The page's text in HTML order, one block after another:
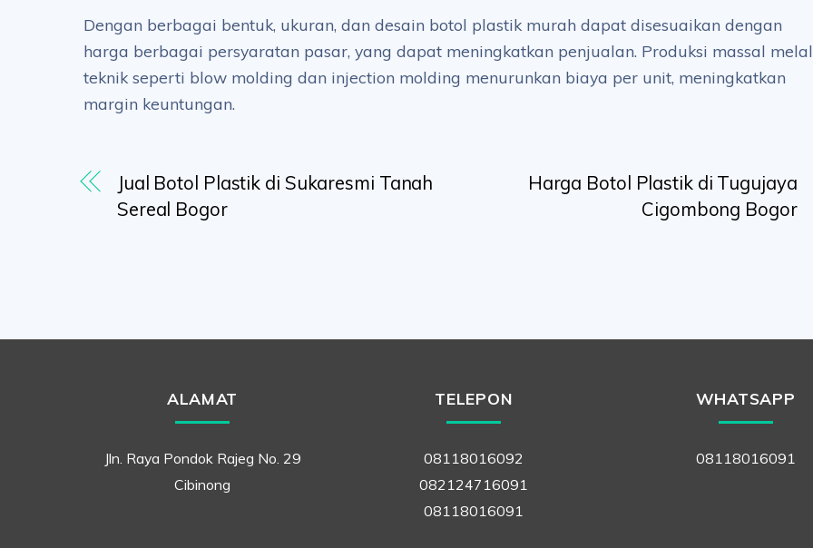
Dengan berbagai bentuk, ukuran, dan desain botol plastik murah dapat disesuaikan dengan
harga berbagai persyaratan pasar, yang dapat meningkatkan penjualan. Produksi massal
teknik seperti blow molding dan injection molding menurunkan biaya per unit, meningkatkan
margin keuntungan.
Jual Botol Plastik di Sukaresmi Tanah
Sereal Bogor
Harga Botol Plastik di Tugujaya
Cigombong Bogor
ALAMAT
Jln. Raya Pondok Rajeg No. 29
Cibinong
TELEPON
08118016092
082124716091
08118016091
WHATSAPP
08118016091